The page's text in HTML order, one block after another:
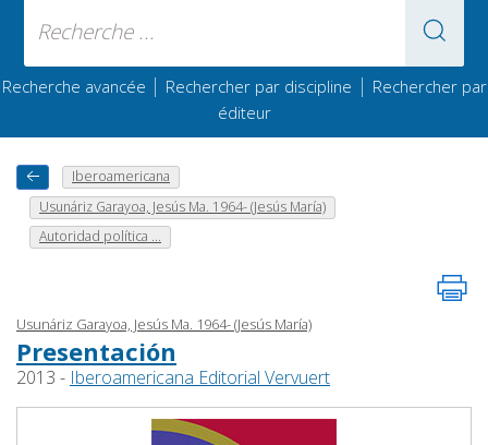
Recherche avancée | Rechercher par discipline | Rechercher par
éditeur
Iberoamericana
Usunáriz Garayoa, Jesús Ma. 1964- (Jesús María)
Autoridad política ...
Usunáriz Garayoa, Jesús Ma. 1964- (Jesús María)
Presentación
2013 - Iberoamericana Editorial Vervuert